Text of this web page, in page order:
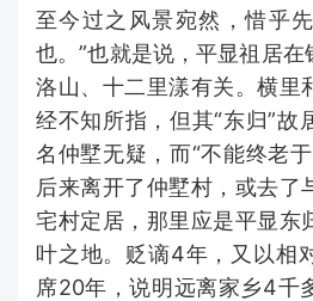
至今过之风景宛然，惜乎
也。”也就是说，平显祖居
洛山、十二里漾有关。横里
经不知所指，但其“东归”故
名仲墅无疑，而“不能终老
后来离开了仲墅村，或去了
宅村定居，那里应是平显东
叶之地。贬谪4年，又以相
席20年，说明远离家乡4千